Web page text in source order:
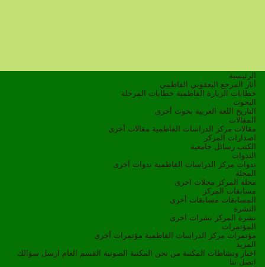
الرئيسية
أثار المرجع اليعقوبي الفاطمي
خطابات الزيارة الفاطمية خطابات المرحلة
البحوث
التاريخ
اللغة العربية بحوث أخرى
المقالات
مقالات مركز الدراسات الفاطمية مقالات أخرى
اصدارات المركز
الكتب رسائل جامعية
الندوات
ندوات مركز الدراسات الفاطمية ندوات أخرى
المجلة
مجلة المركز مجلات اخرى
مسابقات المركز
المسابقات مسابقات أخرى
النشرة
نشرة المركز نشرات اخرى
المؤتمرات
مؤتمرات مركز الدراسات الفاطمية مؤتمرات أخرى
المزيد
اخبار ونشاطات
المكتبة من نحن المكتبة الصوتية القسم العام ارسل سؤالك
اتصل بنا